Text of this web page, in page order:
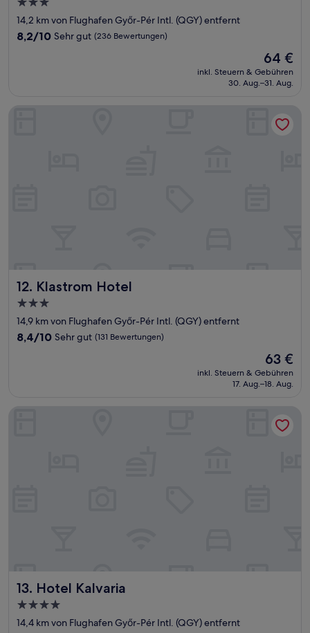
Sterne-
Unterkunft
14,2 km von Flughafen Győr-Pér Intl. (QGY) entfernt
8.2
Bewertungen)
8,2/10 Sehr gut (236 Bewertungen)
Der
Preis
beträgt
64 €
inkl. Steuern & Gebühren
30. Aug.–31. Aug.
12. Klastrom Hotel
Klastrom Hotel
3.0-
Sterne-
Unterkunft
14,9 km von Flughafen Győr-Pér Intl. (QGY) entfernt
8.4
Bewertungen)
8,4/10 Sehr gut (131 Bewertungen)
Der
Preis
beträgt
63 €
inkl. Steuern & Gebühren
17. Aug.–18. Aug.
Klastrom Hotel
13. Hotel Kalvaria
Hotel Kalvaria
4.0-
Sterne-
14,4 km von Flughafen Győr-Pér Intl. (QGY) entfernt